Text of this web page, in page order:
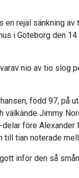
rejäl sänkning
i Göteborg den
nio av tio slog
född 97, på
välkände Jimmy
före Alexander
tian noterade
inför den så